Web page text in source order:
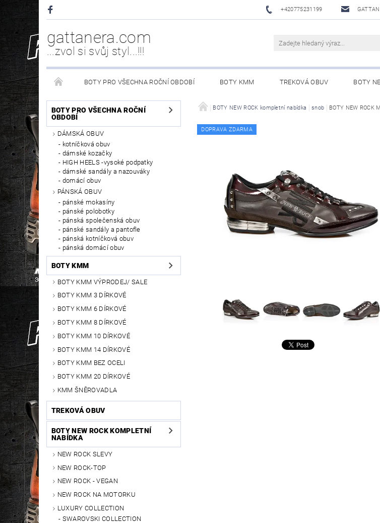
+420775231199
gattanera.com
...zvol si svůj styl...!!!
BOTY PRO VŠECHNA ROČNÍ OBDOBÍ BOTY KMM TREKOVÁ OBUV BOTY
NEW ROCK DOPLŇKY/NÁHRADNÍ DÍLY WESTERNOVÁ OBUV WESTERN BELTS /
PÉČE O OBUV
BOTY PRO VŠECHNA ROČNÍ
OBDOBÍ
DÁMSKÁ OBUV
kotníčková obuv
dámské kozačky
HIGH HEELS -vysoké podpatky
dámské sandály a nazouváky
domácí obuv
PÁNSKÁ OBUV
pánské mokasíny
pánské polobotky
pánská společenská obuv
pánské sandály a pantofle
pánská kotníčková obuv
pánská domácí obuv
BOTY KMM
BOTY KMM VÝPRODEJ/ SALE
BOTY KMM 3 DÍRKOVÉ
BOTY KMM 6 DÍRKOVÉ
BOTY KMM 8 DÍRKOVÉ
BOTY KMM 10 DÍRKOVÉ
BOTY KMM 14 DÍRKOVÉ
BOTY KMM BEZ OCELI
BOTY KMM 20 DÍRKOVÉ
KMM ŠNĚROVADLA
TREKOVÁ OBUV
BOTY NEW ROCK KOMPLETNÍ
NABÍDKA
NEW ROCK SLEVY
NEW ROCK-TOP
NEW ROCK - VEGAN
NEW ROCK NA MOTORKU
LUXURY COLLECTION
SWAROVSKI COLLECTION
BOTY NEW ROCK kompletní nabídka snob BOTY NEW ROCK
DOPRAVA ZDARMA